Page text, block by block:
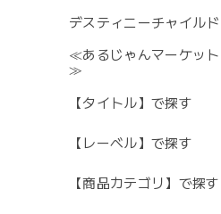
デスティニーチャイルド
≪あるじゃんマーケット
≫
【タイトル】で探す
【レーベル】で探す
【商品カテゴリ】で探す